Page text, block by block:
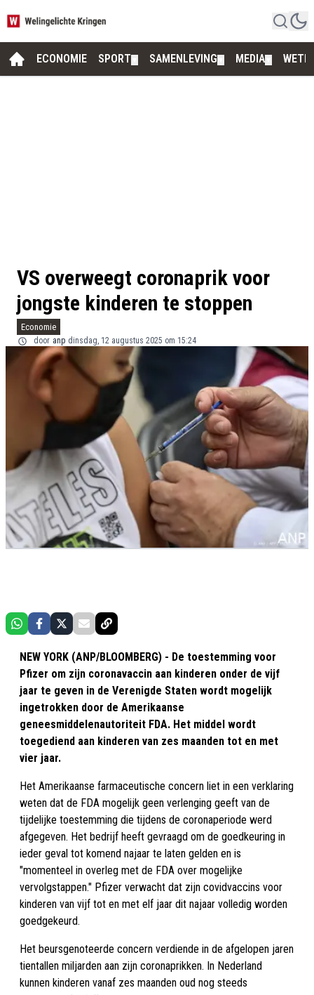
ECONOMIE SPORT SAMENLEVING MEDIA
VS overweegt coronaprik voor
jongste kinderen te stoppen
Economie
door anp dinsdag, 12 augustus 2025 om 15:24
NEW YORK (ANP/BLOOMBERG) - De toestemming voor
Pfizer om zijn coronavaccin aan kinderen onder de vijf
jaar te geven in de Verenigde Staten wordt mogelijk
ingetrokken door de Amerikaanse
geneesmiddelenautoriteit FDA. Het middel wordt
toegediend aan kinderen van zes maanden tot en met
vier jaar.
Het Amerikaanse farmaceutische concern liet in een verklaring
weten dat de FDA mogelijk geen verlenging geeft van de
tijdelijke toestemming die tijdens de coronaperiode werd
afgegeven. Het bedrijf heeft gevraagd om de goedkeuring in
ieder geval tot komend najaar te laten gelden en is
"momenteel in overleg met de FDA over mogelijke
vervolgstappen." Pfizer verwacht dat zijn covidvaccins voor
kinderen van vijf tot en met elf jaar dit najaar volledig worden
goedgekeurd.
Het beursgenoteerde concern verdiende in de afgelopen jaren
tientallen miljarden aan zijn coronaprikken. In Nederland
kunnen kinderen vanaf zes maanden oud nog steeds